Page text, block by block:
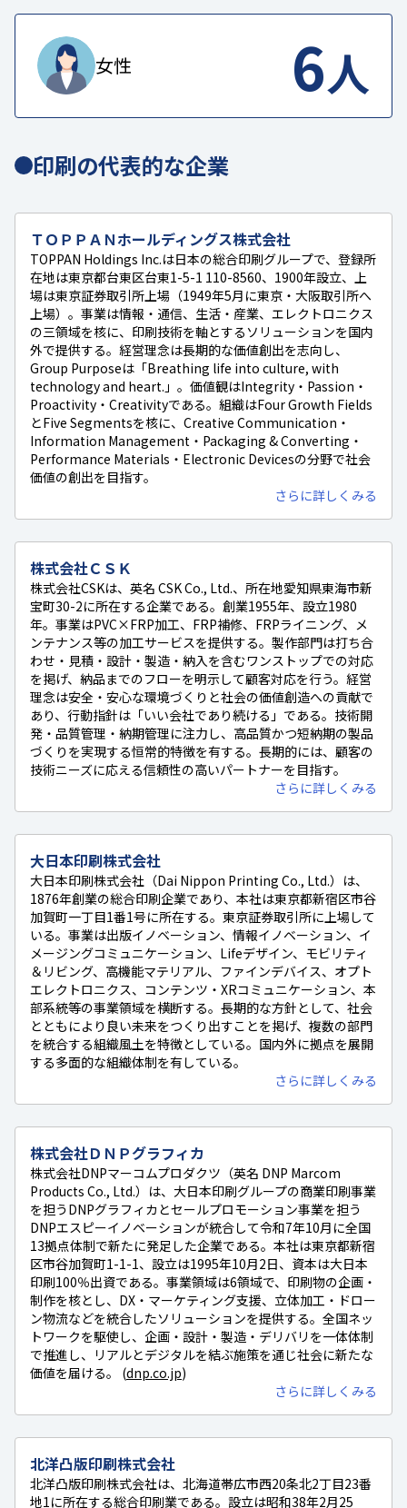
女性 6人
印刷の代表的な企業
ＴＯＰＰＡＮホールディングス株式会社
TOPPAN Holdings Inc.は日本の総合印刷グループで、登録所
在地は東京都台東区台東1-5-1 110-8560、1900年設立、上
場は東京証券取引所上場（1949年5月に東京・大阪取引所へ
上場）。事業は情報・通信、生活・産業、エレクトロニクス
の三領域を核に、印刷技術を軸とするソリューションを国内
外で提供する。経営理念は長期的な価値創出を志向し、
Group Purposeは「Breathing life into culture, with
technology and heart.」。価値観はIntegrity・Passion・
Proactivity・Creativityである。組織はFour Growth Fields
とFive Segmentsを核に、Creative Communication・
Information Management・Packaging & Converting・
Performance Materials・Electronic Devicesの分野で社会
価値の創出を目指す。
さらに詳しくみる
株式会社ＣＳＫ
株式会社CSKは、英名 CSK Co., Ltd.、所在地愛知県東海市新
宝町30-2に所在する企業である。創業1955年、設立1980
年。事業はPVC×FRP加工、FRP補修、FRPライニング、メ
ンテナンス等の加工サービスを提供する。製作部門は打ち合
わせ・見積・設計・製造・納入を含むワンストップでの対応
を掲げ、納品までのフローを明示して顧客対応を行う。経営
理念は安全・安心な環境づくりと社会の価値創造への貢献で
あり、行動指針は「いい会社であり続ける」である。技術開
発・品質管理・納期管理に注力し、高品質かつ短納期の製品
づくりを実現する恒常的特徴を有する。長期的には、顧客の
技術ニーズに応える信頼性の高いパートナーを目指す。
さらに詳しくみる
大日本印刷株式会社
大日本印刷株式会社（Dai Nippon Printing Co., Ltd.）は、
1876年創業の総合印刷企業であり、本社は東京都新宿区市谷
加賀町一丁目1番1号に所在する。東京証券取引所に上場して
いる。事業は出版イノベーション、情報イノベーション、イ
メージングコミュニケーション、Lifeデザイン、モビリティ
＆リビング、高機能マテリアル、ファインデバイス、オプト
エレクトロニクス、コンテンツ・XRコミュニケーション、本
部系統等の事業領域を横断する。長期的な方針として、社会
とともにより良い未来をつくり出すことを掲げ、複数の部門
を統合する組織風土を特徴としている。国内外に拠点を展開
する多面的な組織体制を有している。
さらに詳しくみる
株式会社ＤＮＰグラフィカ
株式会社DNPマーコムプロダクツ（英名 DNP Marcom
Products Co., Ltd.）は、大日本印刷グループの商業印刷事業
を担うDNPグラフィカとセールプロモーション事業を担う
DNPエスピーイノベーションが統合して令和7年10月に全国
13拠点体制で新たに発足した企業である。本社は東京都新宿
区市谷加賀町1-1-1、設立は1995年10月2日、資本は大日本
印刷100％出資である。事業領域は6領域で、印刷物の企画・
制作を核とし、DX・マーケティング支援、立体加工・ドロー
ン物流などを統合したソリューションを提供する。全国ネッ
トワークを駆使し、企画・設計・製造・デリバリを一体体制
で推進し、リアルとデジタルを結ぶ施策を通じ社会に新たな
価値を届ける。 (dnp.co.jp)
さらに詳しくみる
北洋凸版印刷株式会社
北洋凸版印刷株式会社は、北海道帯広市西20条北2丁目23番
地1に所在する総合印刷業である。設立は昭和38年2月25